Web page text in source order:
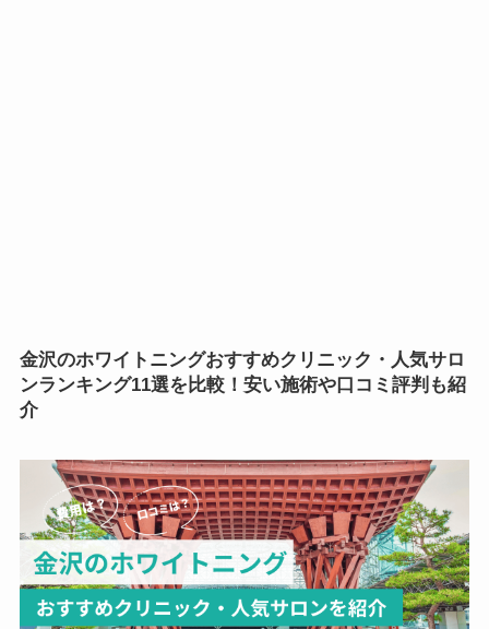
金沢のホワイトニングおすすめクリニック・人気サロ
ンランキング11選を比較！安い施術や口コミ評判も紹
介